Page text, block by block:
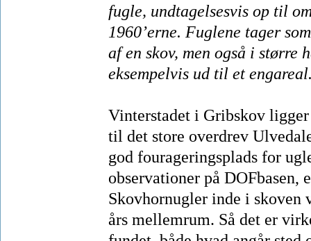
fugle, undtagelsesvis op til
1960’erne. Fuglene tager
af en skov, men også i større
eksempelvis ud til et
Vinterstadet i Gribskov
til det store overdrev
god fourageringsplads for
observationer på
Skovhornugler inde i skoven
års mellemrum. Så det er